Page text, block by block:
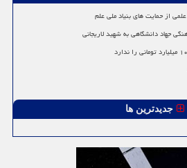
از حمایت های بنیاد ملی علم
جهاد دانشگاهی به شهید لاریجانی
جدیدترین ها